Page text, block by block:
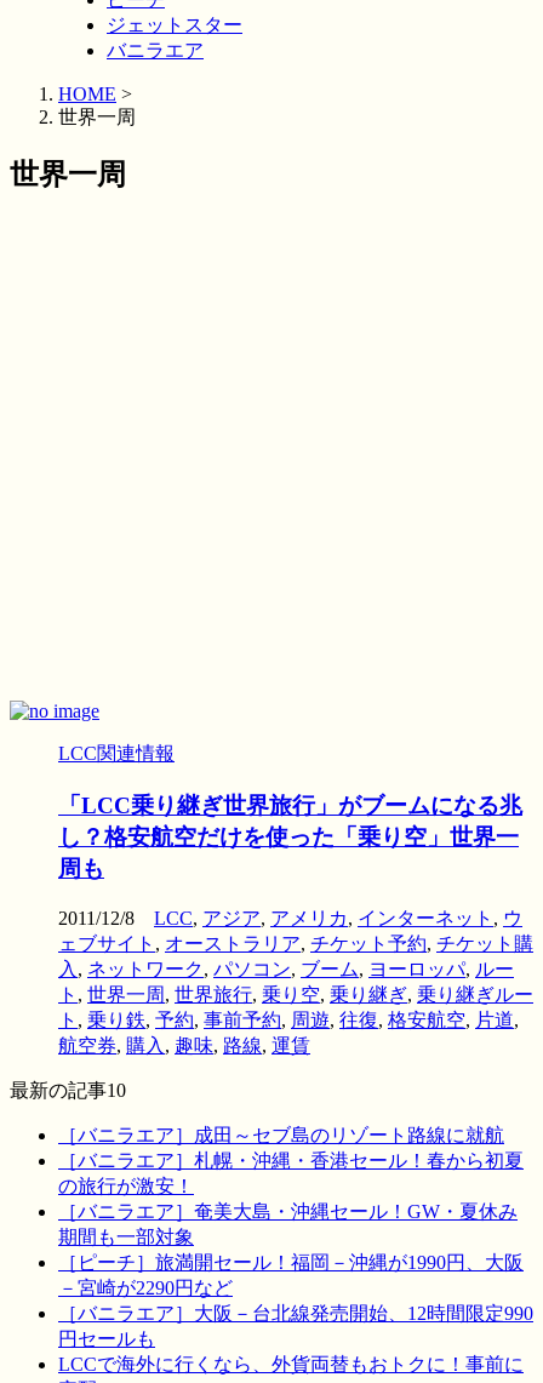
ジェットスター
バニラエア
HOME >
世界一周
世界一周
LCC関連情報
「LCC乗り継ぎ世界旅行」がブームになる兆
し？格安航空だけを使った「乗り空」世界一
周も
2011/12/8 LCC, アジア, アメリカ, インターネット , ウ
ェブサイト , オーストラリア, チケット予約, チケット購
入 , ネットワーク, パソコン, ブーム, ヨーロッパ, ルー
ト , 世界一周, 世界旅行, 乗り空, 乗り継ぎ, 乗り継ぎルー
ト , 乗り鉄, 予約, 事前予約, 周遊, 往復, 格安航空, 片道,
航空券, 購入 , 趣味, 路線, 運賃
最新の記事10
［バニラエア］成田～セブ島のリゾート路線に就航
［バニラエア］札幌・沖縄・香港セール！春から初夏
の旅行が激安！
［バニラエア］奄美大島・沖縄セール！GW・夏休み
期間も一部対象
［ピーチ］旅満開セール！福岡－沖縄が1990円、大阪
－宮崎が2290円など
［バニラエア］大阪－台北線発売開始、12時間限定990
円セールも
LCCで海外に行くなら、外貨両替もおトクに！事前に